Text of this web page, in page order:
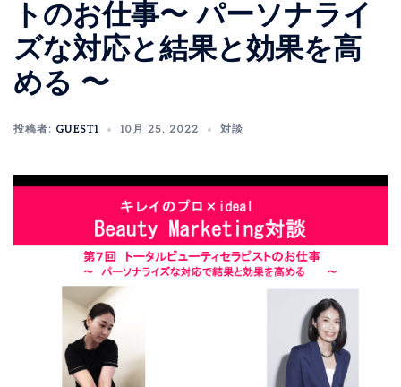
トのお仕事〜 パーソナライ
ズな対応と結果と効果を高
める 〜
投稿者: GUEST1 10月 25, 2022 対談